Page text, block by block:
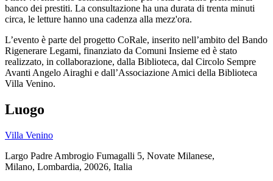
banco dei prestiti. La consultazione ha una durata di trenta minuti
circa, le letture hanno una cadenza alla mezz'ora.
L’evento è parte del progetto CoRale, inserito nell’ambito del Bando
Rigenerare Legami, finanziato da Comuni Insieme ed è stato
realizzato, in collaborazione, dalla Biblioteca, dal Circolo Sempre
Avanti Angelo Airaghi e dall’Associazione Amici della Biblioteca
Villa Venino.
Luogo
Villa Venino
Largo Padre Ambrogio Fumagalli 5, Novate Milanese,
Milano, Lombardia, 20026, Italia